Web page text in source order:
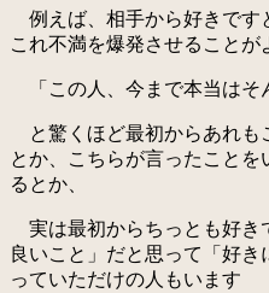
例えば、相手から好きです
これ不満を爆発させることが
「この人、今まで本当はそ
と驚くほど最初からあれも
とか、こちらが言ったこと
るとか、
実は最初からちっとも好き
良いこと」だと思って「好
っていただけの人もいます